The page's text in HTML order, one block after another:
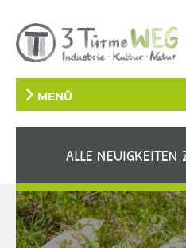
MENÜ
ALLE NEUIGKEITEN